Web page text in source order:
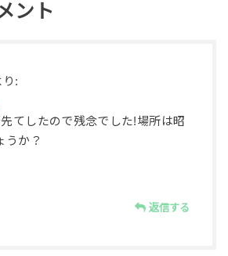
ント
り:
てしたので残念でした!場所は昭
うか？
返信する